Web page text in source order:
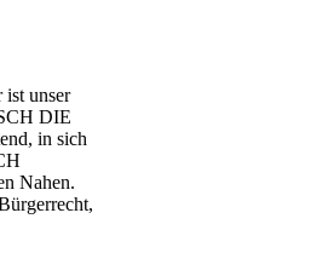
ist unser
DIE
in sich
Nahen.